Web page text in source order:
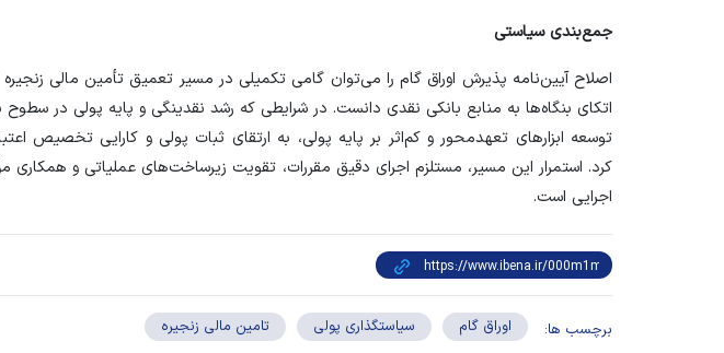
جمع‌بندی سیاستی
اصلاح آیین‌نامه پذیرش اوراق گام را می‌توان گامی تکمیلی در مسیر تعمیق تأمین مالی
اتکای بنگاه‌ها به منابع بانکی نقدی دانست. در شرایطی که رشد نقدینگی و پایه پولی در سطوح
توسعه ابزار‌های تعهدمحور و کم‌اثر بر پایه پولی، به ارتقای ثبات پولی و کارایی تخصیص
کرد. استمرار این مسیر، مستلزم اجرای دقیق مقررات، تقویت زیرساخت‌های عملیاتی و همکاری
اجرایی است.
برچسب ها: اوراق گام سیاستگذاری پولی تامین مالی زنجیره